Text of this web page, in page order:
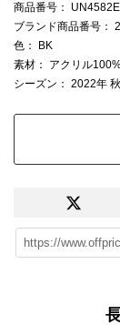
商品番号 ：
ブランド商品番号 ：
色 ： BK
素材 ： アクリル
シーズン ： 2022年